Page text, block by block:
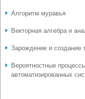
Алгоритм муравья
Векторная алгебра и
Зарождение и создание
Вероятностные
автоматизированных